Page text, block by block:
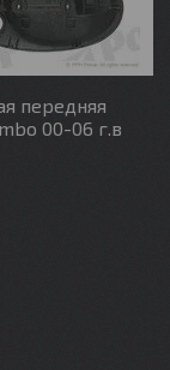
передняя
00-06 г.в